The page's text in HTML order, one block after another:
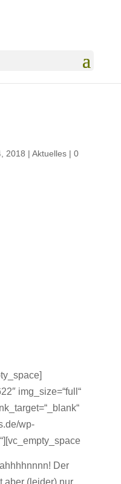
2018 | Aktuelles| 0
img_size=“full“
wp-
Der
aber (leider) nur